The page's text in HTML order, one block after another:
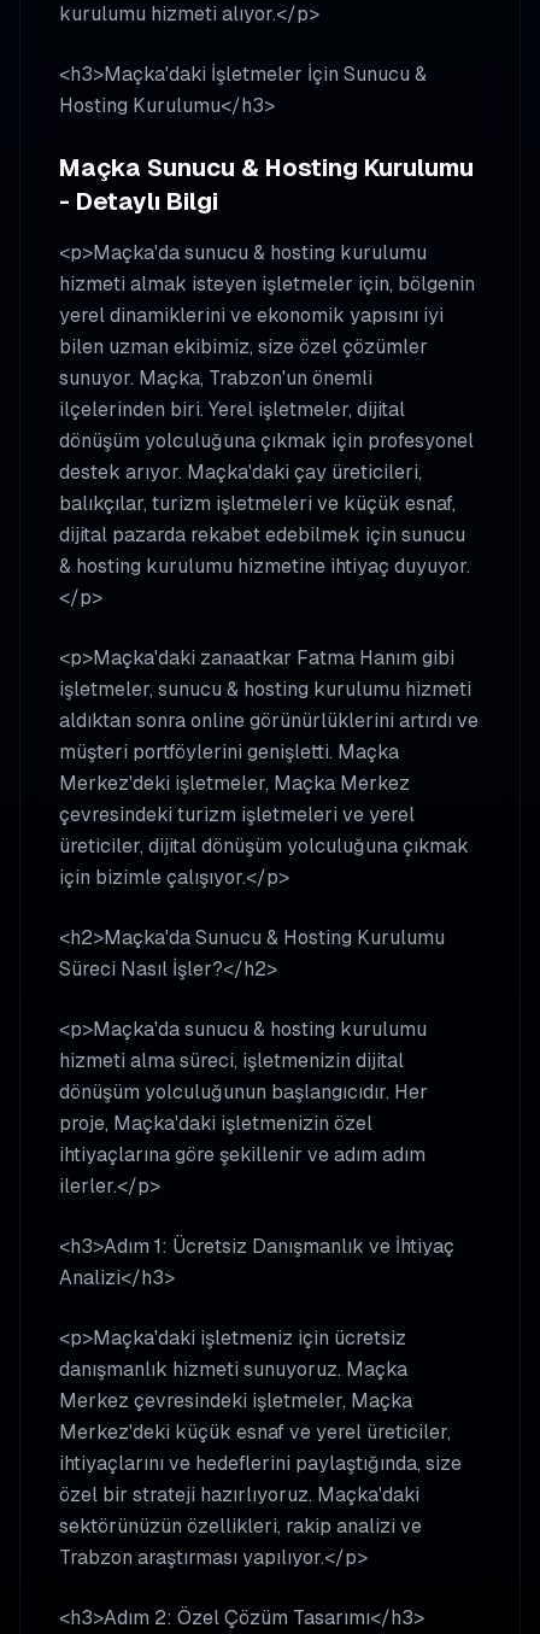
kurulumu hizmeti alıyor.</p>
<h3>Maçka'daki İşletmeler İçin Sunucu &
Hosting Kurulumu</h3>
Maçka Sunucu & Hosting Kurulumu
- Detaylı Bilgi
<p>Maçka'da sunucu & hosting kurulumu
hizmeti almak isteyen işletmeler için, bölgenin
yerel dinamiklerini ve ekonomik yapısını iyi
bilen uzman ekibimiz, size özel çözümler
sunuyor. Maçka, Trabzon'un önemli
ilçelerinden biri. Yerel işletmeler, dijital
dönüşüm yolculuğuna çıkmak için profesyonel
destek arıyor. Maçka'daki çay üreticileri,
balıkçılar, turizm işletmeleri ve küçük esnaf,
dijital pazarda rekabet edebilmek için sunucu
& hosting kurulumu hizmetine ihtiyaç duyuyor.
</p>
<p>Maçka'daki zanaatkar Fatma Hanım gibi
işletmeler, sunucu & hosting kurulumu hizmeti
aldıktan sonra online görünürlüklerini artırdı ve
müşteri portföylerini genişletti. Maçka
Merkez'deki işletmeler, Maçka Merkez
çevresindeki turizm işletmeleri ve yerel
üreticiler, dijital dönüşüm yolculuğuna çıkmak
için bizimle çalışıyor.</p>
<h2>Maçka'da Sunucu & Hosting Kurulumu
Süreci Nasıl İşler?</h2>
<p>Maçka'da sunucu & hosting kurulumu
hizmeti alma süreci, işletmenizin dijital
dönüşüm yolculuğunun başlangıcıdır. Her
proje, Maçka'daki işletmenizin özel
ihtiyaçlarına göre şekillenir ve adım adım
ilerler.</p>
<h3>Adım 1: Ücretsiz Danışmanlık ve İhtiyaç
Analizi</h3>
<p>Maçka'daki işletmeniz için ücretsiz
danışmanlık hizmeti sunuyoruz. Maçka
Merkez çevresindeki işletmeler, Maçka
Merkez'deki küçük esnaf ve yerel üreticiler,
ihtiyaçlarını ve hedeflerini paylaştığında, size
özel bir strateji hazırlıyoruz. Maçka'daki
sektörünüzün özellikleri, rakip analizi ve
Trabzon araştırması yapılıyor.</p>
<h3>Adım 2: Özel Çözüm Tasarımı</h3>